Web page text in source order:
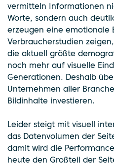
vermitteln Informationen
Worte, sondern auch
erzeugen eine emotionale
Verbraucherstudien
die aktuell größte
noch mehr auf visuelle
Generationen. Deshalb
Unternehmen aller
Bildinhalte investieren.
Leider steigt mit visuell
das Datenvolumen der
damit wird die
heute den Großteil der